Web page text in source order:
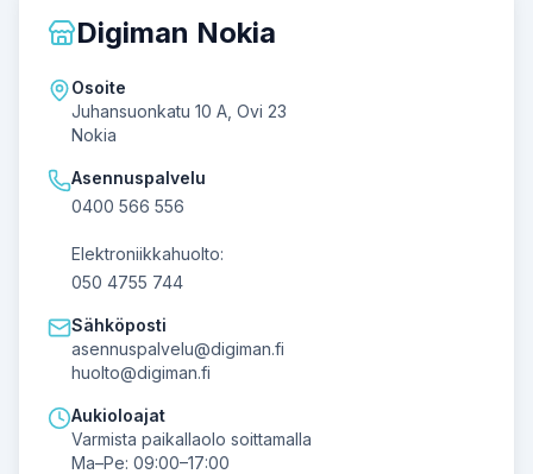
Digiman Nokia
Osoite
Juhansuonkatu 10 A, Ovi 23
Nokia
Asennuspalvelu
0400 566 556
Elektroniikkahuolto:
050 4755 744
Sähköposti
asennuspalvelu@digiman.fi
huolto@digiman.fi
Aukioloajat
Varmista paikallaolo soittamalla
Ma–Pe: 09:00–17:00